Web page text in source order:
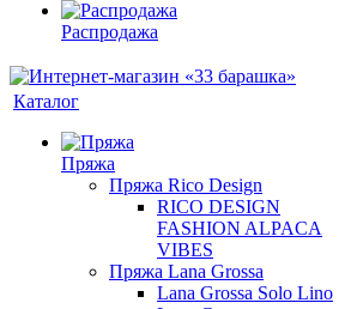
Распродажа
Каталог
Пряжа
Пряжа Rico Design
RICO DESIGN
FASHION ALPACA
VIBES
Пряжа Lana Grossa
Lana Grossa Solo Lino